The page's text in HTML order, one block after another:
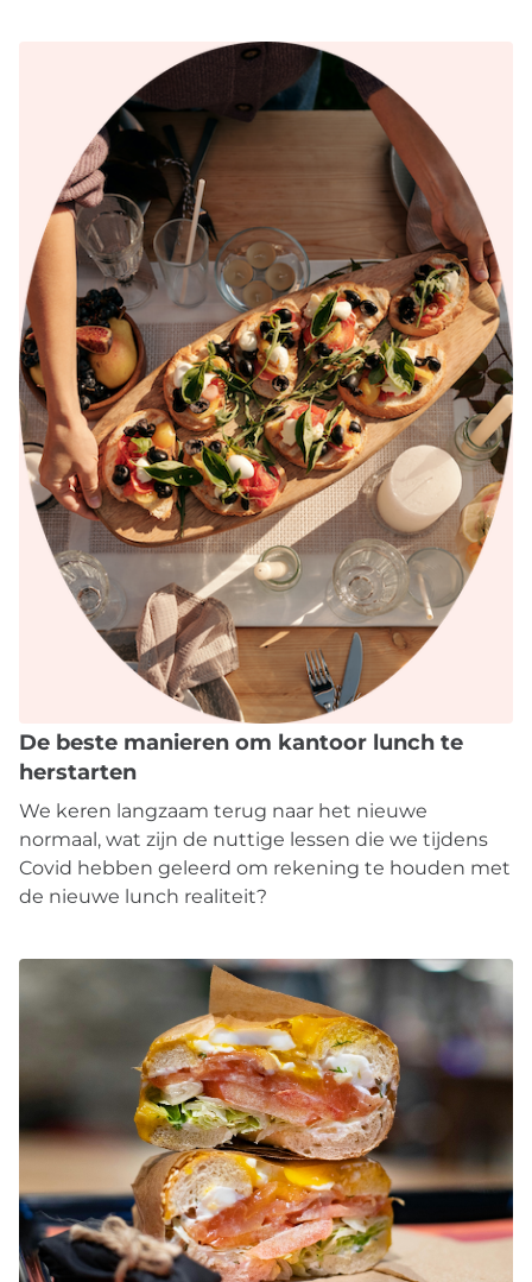
De beste manieren om kantoor lunch te
herstarten
We keren langzaam terug naar het nieuwe
normaal, wat zijn de nuttige lessen die we tijdens
Covid hebben geleerd om rekening te houden met
de nieuwe lunch realiteit?